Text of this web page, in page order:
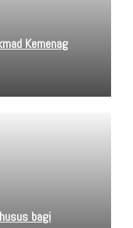
Kemenag
bagi